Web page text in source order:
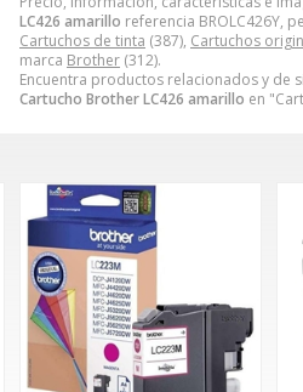
LC426 amarillo referencia BROLC426Y,
Cartuchos de tinta (387), Cartuchos
marca Brother (312).
Encuentra productos relacionados y de
Cartucho Brother LC426 amarillo en